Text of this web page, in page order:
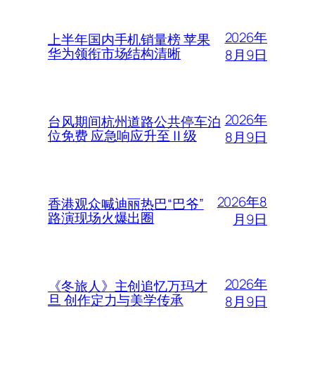
上半年国内手机销量榜 苹果
华为领衔市场结构清晰
2026年
8月9日
台风期间杭州道路公共停车泊
位免费 应急响应升至Ⅱ级
2026年
8月9日
香港观众喊迪丽热巴“巴爷”
路演现场火爆出圈
2026年8
月9日
《冬旅人》主创追忆万玛才
旦 创作定力与美学传承
2026年
8月9日